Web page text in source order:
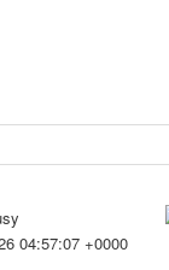
04:57:07 +0000